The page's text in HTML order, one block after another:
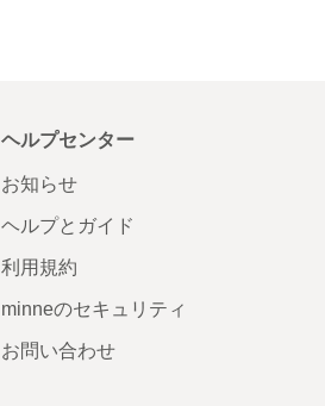
ヘルプセンター
お知らせ
ヘルプとガイド
利用規約
minneのセキュリティ
お問い合わせ